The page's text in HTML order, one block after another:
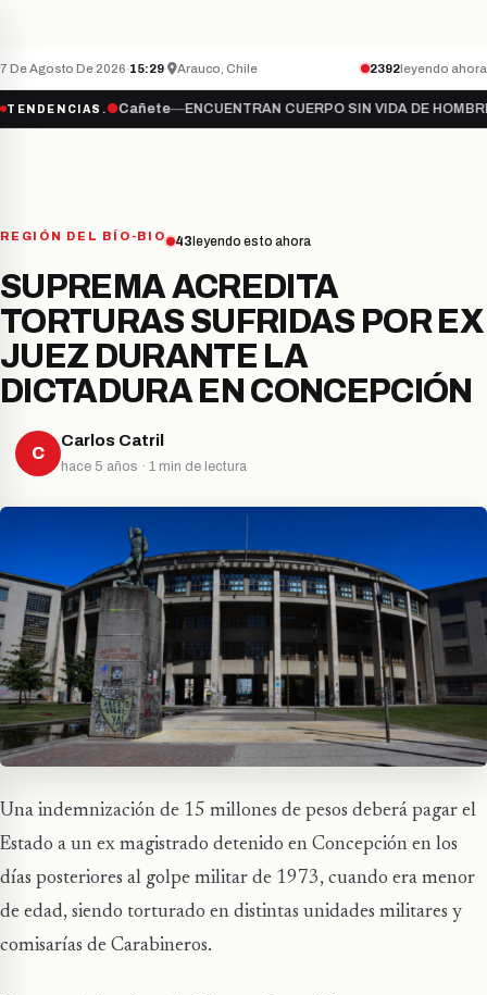
7 De Agosto De 2026·15:29· Arauco, Chile 2392leyendo ahora
TENDENCIAS
●Cañete—ENCUENTRAN CUERPO SIN VIDA DE HOMBRE
REGIÓN DEL BÍO-BIO 43 leyendo esto ahora
SUPREMA ACREDITA
TORTURAS SUFRIDAS POR EX
JUEZ DURANTE LA
DICTADURA EN CONCEPCIÓN
C
Carlos Catril
hace 5 años · 1 min de lectura
Una indemnización de 15 millones de pesos deberá pagar el
Estado a un ex magistrado detenido en Concepción en los
días posteriores al golpe militar de 1973, cuando era menor
de edad, siendo torturado en distintas unidades militares y
comisarías de Carabineros.